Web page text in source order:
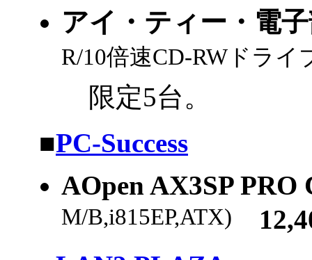
アイ・ティー・電
R/10倍速CD-RWドライ
限定5台。
■PC-Success
AOpen AX3SP PRO
M/B,i815EP,ATX)